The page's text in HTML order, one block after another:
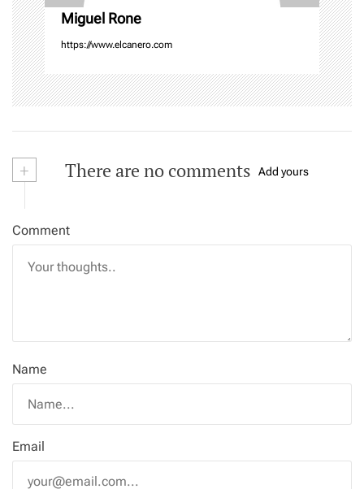
Miguel Rone
https://www.elcanero.com
+ There are no comments Add yours
Comment
Name
Email